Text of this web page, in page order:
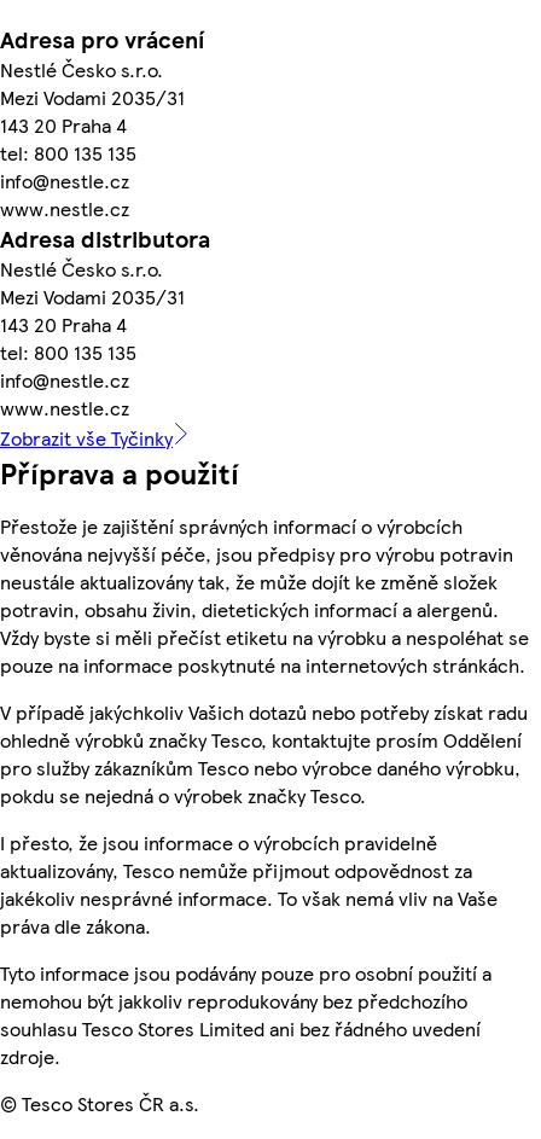
Adresa pro vrácení
Nestlé Česko s.r.o.
Mezi Vodami 2035/31
143 20 Praha 4
tel: 800 135 135
info@nestle.cz
www.nestle.cz
Adresa distributora
Nestlé Česko s.r.o.
Mezi Vodami 2035/31
143 20 Praha 4
tel: 800 135 135
info@nestle.cz
www.nestle.cz
Zobrazit vše Tyčinky
Příprava a použití
Přestože je zajištění správných informací o výrobcích
věnována nejvyšší péče, jsou předpisy pro výrobu potravin
neustále aktualizovány tak, že může dojít ke změně složek
potravin, obsahu živin, dietetických informací a alergenů.
Vždy byste si měli přečíst etiketu na výrobku a nespoléhat se
pouze na informace poskytnuté na internetových stránkách.
V případě jakýchkoliv Vašich dotazů nebo potřeby získat radu
ohledně výrobků značky Tesco, kontaktujte prosím Oddělení
pro služby zákazníkům Tesco nebo výrobce daného výrobku,
pokdu se nejedná o výrobek značky Tesco.
I přesto, že jsou informace o výrobcích pravidelně
aktualizovány, Tesco nemůže přijmout odpovědnost za
jakékoliv nesprávné informace. To však nemá vliv na Vaše
práva dle zákona.
Tyto informace jsou podávány pouze pro osobní použití a
nemohou být jakkoliv reprodukovány bez předchozího
souhlasu Tesco Stores Limited ani bez řádného uvedení
zdroje.
© Tesco Stores ČR a.s.